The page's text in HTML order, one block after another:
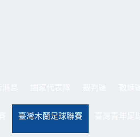
臺灣木蘭足球聯賽